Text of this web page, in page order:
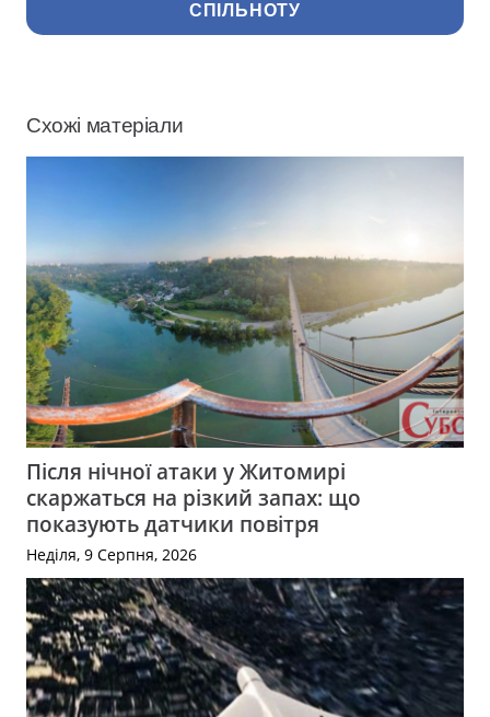
СПІЛЬНОТУ
Схожі матеріали
Після нічної атаки у Житомирі
скаржаться на різкий запах: що
показують датчики повітря
Неділя, 9 Серпня, 2026